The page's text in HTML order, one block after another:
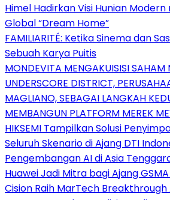
Himel Hadirkan Visi Hunian
Global “Dream Home”
FAMILIARITÉ: Ketika Sinema dan
Sebuah Karya Puitis
MONDEVITA MENGAKUISISI SAHAM
UNDERSCORE DISTRICT,
MAGLIANO, SEBAGAI LANGKAH
MEMBANGUN PLATFORM MEREK
HIKSEMI Tampilkan Solusi
Seluruh Skenario di Ajang DTI
Pengembangan AI di Asia
Huawei Jadi Mitra bagi Ajang
Cision Raih MarTech